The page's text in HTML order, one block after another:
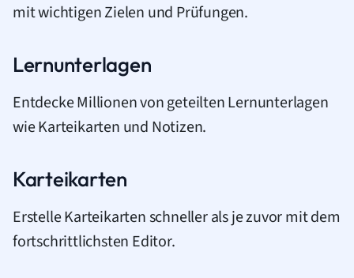
mit wichtigen Zielen und Prüfungen.
Lernunterlagen
Entdecke Millionen von geteilten Lernunterlagen
wie Karteikarten und Notizen.
Karteikarten
Erstelle Karteikarten schneller als je zuvor mit dem
fortschrittlichsten Editor.